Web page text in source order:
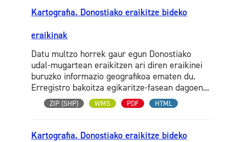
Kartografia. Donostiako eraikitze bideko
eraikinak
Datu multzo horrek gaur egun Donostiako
udal-mugartean eraikitzen ari diren eraikinei
buruzko informazio geografikoa ematen du.
Erregistro bakoitza egikaritze-fasean dagoen...
ZIP (SHP) WMS PDF HTML
Kartografia. Donostiako eraikitze bideko